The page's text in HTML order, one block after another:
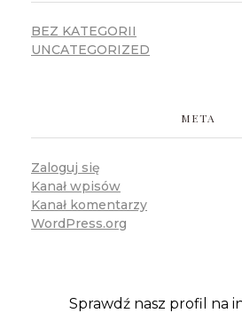
BEZ KATEGORII
UNCATEGORIZED
META
Zaloguj się
Kanał wpisów
Kanał komentarzy
WordPress.org
Sprawdź nasz profil na